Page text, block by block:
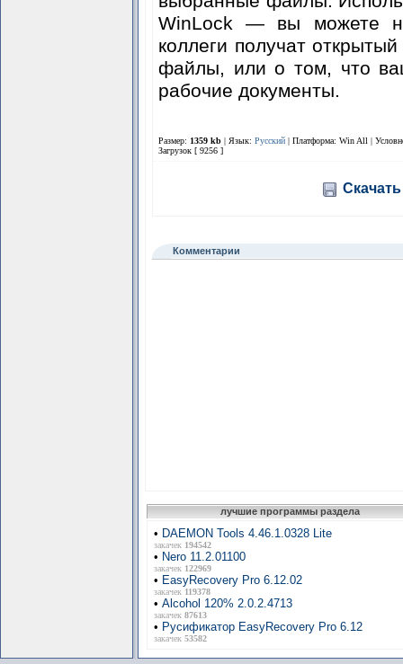
WinLock — вы можете
коллеги получат
файлы, или о том, что
рабочие документы.
Размер: 1359 kb | Язык:Русский | Платформа: Win All |
Загрузок [ 9256 ]
Комментарии
лучшие программы раздела
• DAEMON Tools 4.46.1.0328 Lite
закачек 194542
• Nero 11.2.01100
закачек 122969
• EasyRecovery Pro 6.12.02
закачек 119378
• Alcohol 120% 2.0.2.4713
закачек 87613
• Русификатор EasyRecovery Pro 6.12
закачек 53582